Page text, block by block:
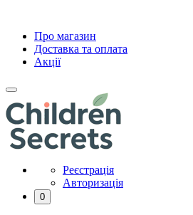
Про магазин
Доставка та оплата
Акції
Реєстрація
Авторизація
0